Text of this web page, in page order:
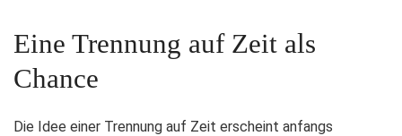
Eine Trennung auf Zeit als
Chance
Die Idee einer Trennung auf Zeit erscheint anfangs